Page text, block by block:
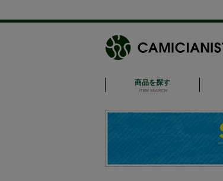
商品を探す
ITEM SEARCH